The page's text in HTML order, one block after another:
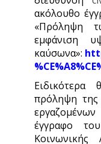
ακόλουθο
«Πρόληψη
εμφάνιση
καύσωνα»:
πρόληψη της
έγγραφο